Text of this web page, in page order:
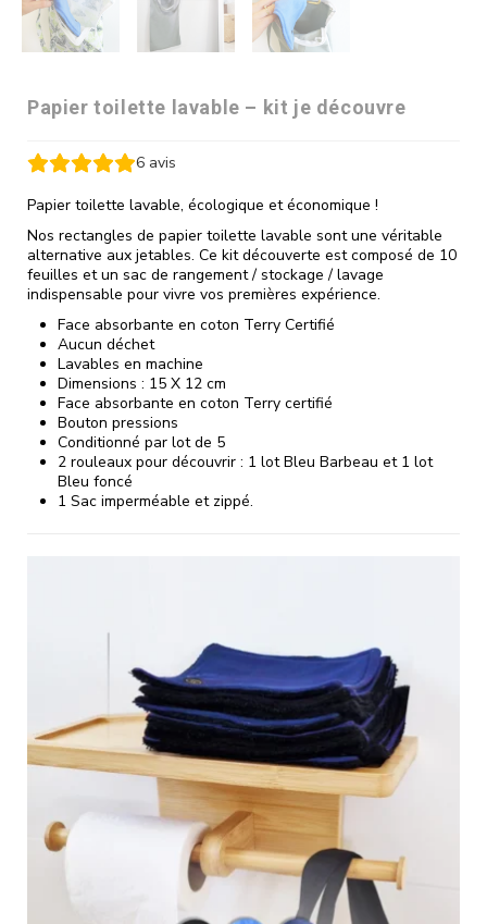
Papier toilette lavable – kit je découvre
6 avis
Papier toilette lavable, écologique et économique !
Nos rectangles de papier toilette lavable sont une véritable
alternative aux jetables. Ce kit découverte est composé de 10
feuilles et un sac de rangement / stockage / lavage
indispensable pour vivre vos premières expérience.
Face absorbante en coton Terry Certifié
Aucun déchet
Lavables en machine
Dimensions : 15 X 12 cm
Face absorbante en coton Terry certifié
Bouton pressions
Conditionné par lot de 5
2 rouleaux pour découvrir : 1 lot Bleu Barbeau et 1 lot
Bleu foncé
1 Sac imperméable et zippé.